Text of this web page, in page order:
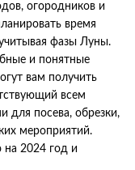
огородников и
время
фазы Луны.
и понятные
вам получить
всем
для посева, обрезки,
мероприятий.
на 2024 год и